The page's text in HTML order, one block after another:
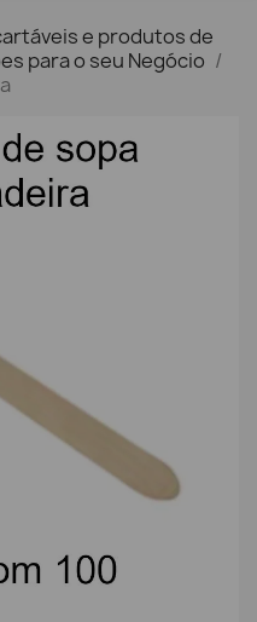
e produtos de
para o seu Negócio